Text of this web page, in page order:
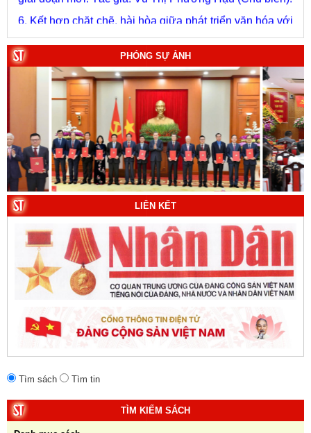
6. Kết hợp chặt chẽ, hài hòa giữa phát triển văn hóa với
phát triển kinh tế, chính trị, xã hội. Tác giả: PGS.TS. Vũ
7. Chủ quyền của Việt Nam ở Hoàng Sa, Trường Sa
giai đoạn 1884 - 1975: Thực trạng khai thác và quản lý.
Tác giả: Thượng tướng, PGS.TS. Trần Quốc Tỏ (Chủ
8. Hà Nội - Thành phố Hồ Chí Minh: Dấu ấn lịch sử qua
từng khoảnh khắc (Song ngữ Việt - Anh). Tác giả: Tập
thể tác giả.
9. Đường Hồ Chí Minh trên biển - Bản hùng ca bất diệt
của dân tộc Việt Nam. Tác giả: TS. Vũ Trọng Hùng
(Viện Lịch sử Đảng).
10. Một vành đai, một con đường: Hành trình dài của
Trung Quốc đến năm 2049 (Sách tham khảo).
Tác
giả:Michael H. Glantz, Robert J. Ross và Gavin G.
Daugherty (Đồng tác giả).
PHÓNG SỰ ẢNH
LIÊN KẾT
Tìm sách Tìm tin
TÌM KIẾM SÁCH